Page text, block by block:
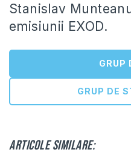
Stanislav
emisiunii EXOD.
GRUP
GRUP DE
Articole similare: